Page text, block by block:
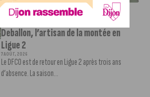
INFOS,SPORT
DFCO : Rencontre avec Pierre-Henri
Deballon, l’artisan de la montée en
Ligue 2
7 AOÛT, 2026
Le DFCO est de retour en Ligue 2 après trois ans
d’absence. La saison...